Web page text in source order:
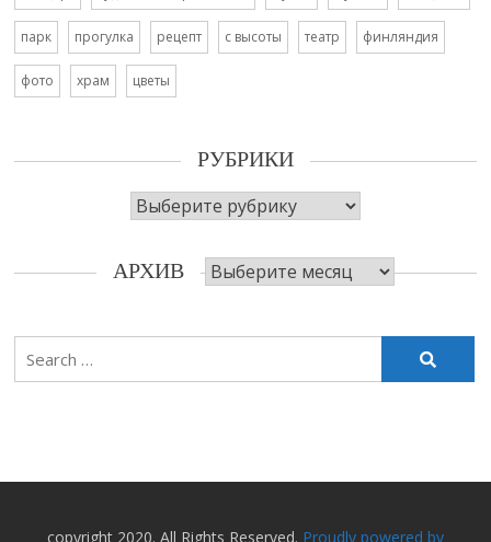
парк прогулка рецепт с высоты театр финляндия
фото храм цветы
РУБРИКИ
Рубрики
АРХИВ Архив
Search
copyright 2020. All Rights Reserved. Proudly powered by